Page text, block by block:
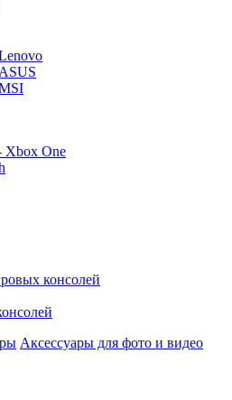
Xbox One
консолей
Аксессуары для фото и видео